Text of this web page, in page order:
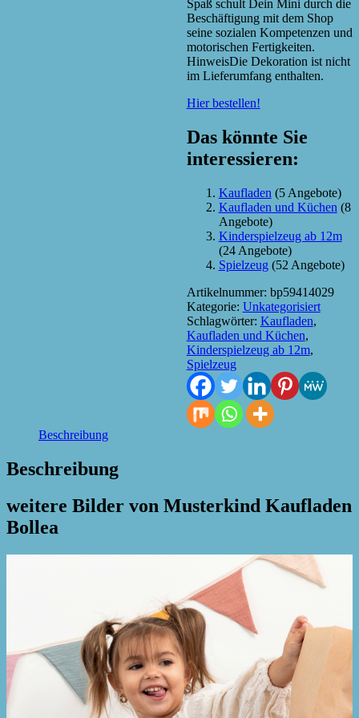
Spaß schult Dein Mini durch die
Beschäftigung mit dem Shop
seine sozialen Kompetenzen und
motorischen Fertigkeiten.
HinweisDie Dekoration ist nicht
im Lieferumfang enthalten.
Hier bestellen!
Das könnte Sie
interessieren:
Kaufladen (5 Angebote)
Kaufladen und Küchen (8
Angebote)
Kinderspielzeug ab 12m
(24 Angebote)
Spielzeug(52 Angebote)
Artikelnummer: bp59414029
Kategorie: Unkategorisiert
Schlagwörter: Kaufladen,
Kaufladen und Küchen,
Kinderspielzeug ab 12m,
Spielzeug
Beschreibung
Beschreibung
weitere Bilder von Musterkind Kaufladen
Bollea